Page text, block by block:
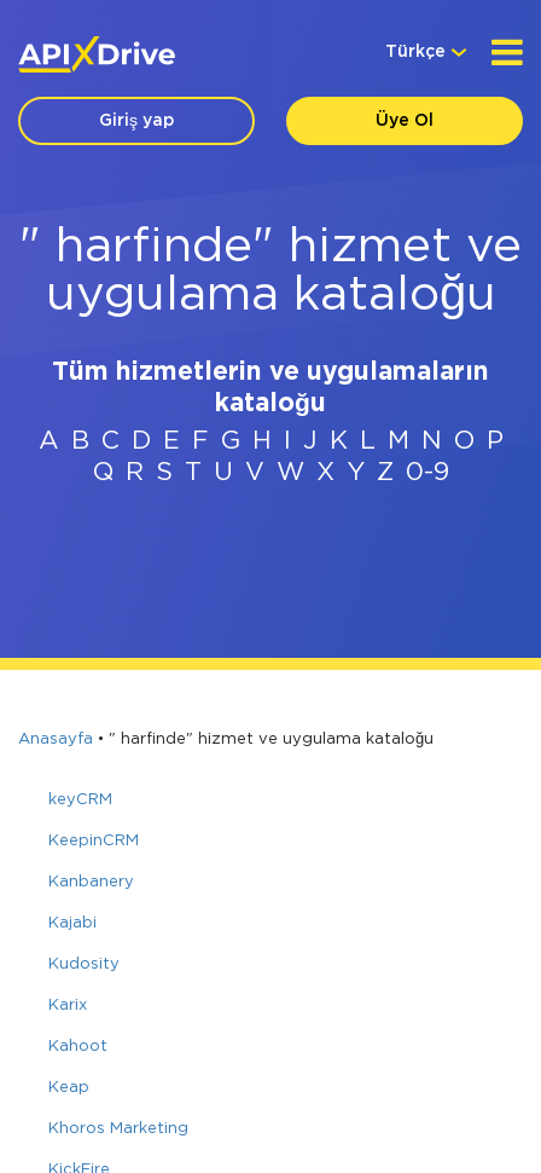
Türkçe
Giriş yap Üye Ol
" harfinde" hizmet ve
uygulama kataloğu
Tüm hizmetlerin ve uygulamaların
kataloğu
A
B C D E F G H J K L M N O
P
Q
R S U V W X Y Z 0-9
Anasayfa • " harfinde" hizmet ve uygulama kataloğu
keyCRM
KeepinCRM
Kanbanery
Kajabi
Kudosity
Karix
Kahoot
Keap
Khoros Marketing
KickFire